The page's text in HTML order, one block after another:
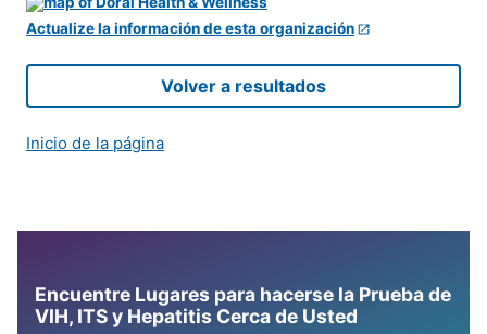
Actualize la información de esta organización
Volver a resultados
Inicio de la página
Encuentre Lugares para hacerse la Prueba de
VIH, ITS y Hepatitis Cerca de Usted